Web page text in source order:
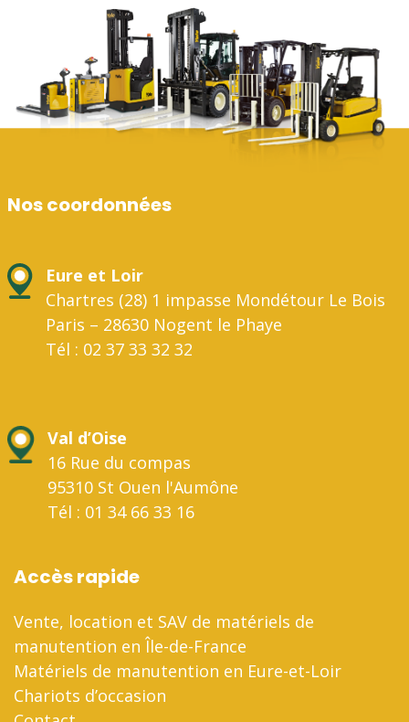
Nos coordonnées
Eure et Loir
Chartres (28) 1 impasse Mondétour Le Bois
Paris – 28630 Nogent le Phaye
Tél : 02 37 33 32 32
Val d’Oise
16 Rue du compas
95310 St Ouen l'Aumône
Tél : 01 34 66 33 16
Accès rapide
Vente, location et SAV de matériels de
manutention en Île-de-France
Matériels de manutention en Eure-et-Loir
Chariots d’occasion